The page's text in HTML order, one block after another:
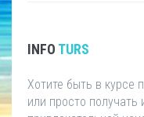
INFO TURS
Хотите быть в курсе
или просто